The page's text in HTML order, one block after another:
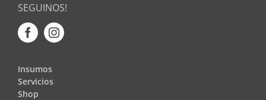
SEGUINOS!
Insumos
Servicios
Shop